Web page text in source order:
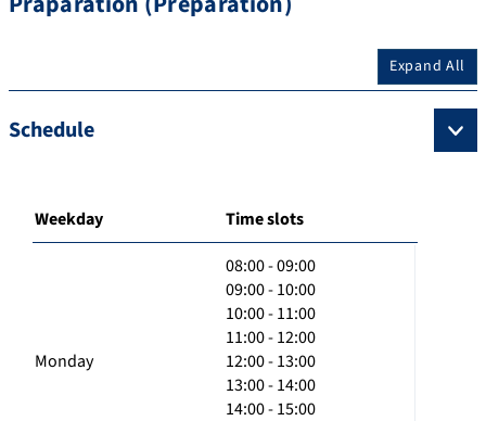
Expand All
Schedule
Weekday Time slots
Monday
08:00 - 09:00
09:00 - 10:00
10:00 - 11:00
11:00 - 12:00
12:00 - 13:00
13:00 - 14:00
14:00 - 15:00